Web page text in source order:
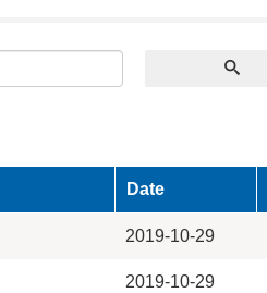
Date
2019-10-29
2019-10-29